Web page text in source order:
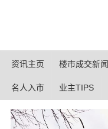
资讯主页 楼市成交新闻
名人入市 业主TIPS